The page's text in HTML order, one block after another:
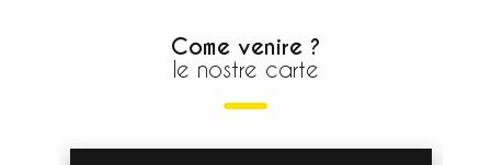
Come venire ?
le nostre carte